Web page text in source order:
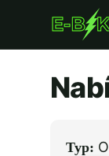
Typ: